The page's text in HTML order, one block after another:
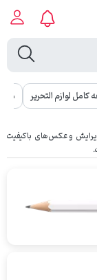
لوازم التحریر
ویرایش و عکس‌های باکیفیت